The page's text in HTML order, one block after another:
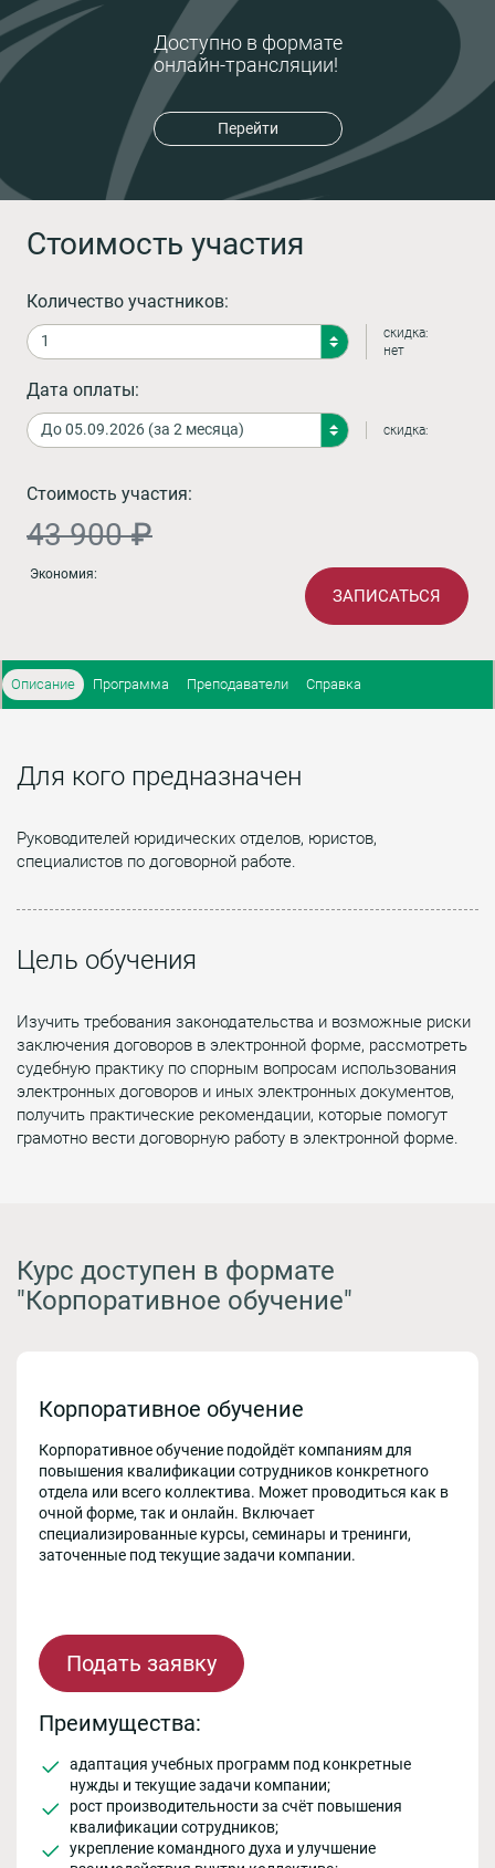
Доступно в формате
онлайн-трансляции!
Перейти
Стоимость участия
Количество участников:
скидка:
нет
Дата оплаты:
скидка:
Стоимость участия:
43 900 ₽
Экономия:
ЗАПИСАТЬСЯ
Описание Программа Преподаватели Справка
Для кого предназначен
Руководителей юридических отделов, юристов,
специалистов по договорной работе.
Цель обучения
Изучить требования законодательства и возможные риски
заключения договоров в электронной форме, рассмотреть
судебную практику по спорным вопросам использования
электронных договоров и иных электронных документов,
получить практические рекомендации, которые помогут
грамотно вести договорную работу в электронной форме.
Курс доступен в формате
"Корпоративное обучение"
Корпоративное обучение
Корпоративное обучение подойдёт компаниям для
повышения квалификации сотрудников конкретного
отдела или всего коллектива. Может проводиться как в
очной форме, так и онлайн. Включает
специализированные курсы, семинары и тренинги,
заточенные под текущие задачи компании.
Подать заявку
Преимущества:
адаптация учебных программ под конкретные
нужды и текущие задачи компании;
рост производительности за счёт повышения
квалификации сотрудников;
укрепление командного духа и улучшение